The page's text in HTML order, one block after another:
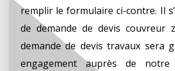
remplir le formulaire ci-contre. Il
de demande de devis couvreur
demande de devis travaux sera
engagement auprès de notre